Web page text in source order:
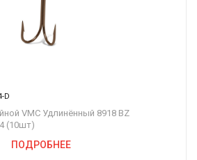
D
VMC Удлинённый 8918 BZ
(10шт)
ПОДРОБНЕЕ